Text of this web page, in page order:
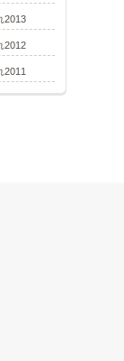
2013
2012
2011